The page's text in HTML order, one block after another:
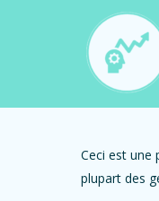
Ceci est une
plupart des